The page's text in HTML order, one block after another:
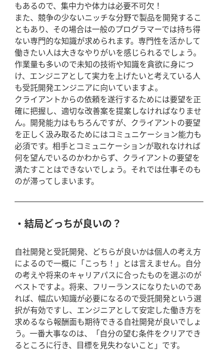
もあるので、集中力や体力は必要不可欠！
また、競争の少ないニッチな分野で製品を開発するこ
ともあり、その場合は一般のプログラマーでは持ち得
ない専門的な知識が求められます。専門性を活かして
働きたい人は大きなやりがいを感じられるでしょう。
作業量も多いので未知の技術や知識を貪欲に身につ
け、エンジニアとして実力を上げたいと考えている人
も受託開発エンジニアに向いていますよ。
クライアントからの依頼を遂行するためには要望を正
確に把握し、適切な改善案を提案しなければなりませ
ん。開発能力はもちろんですが、クライアントの要望
を正しく汲み取るためにはコミュニケーション能力も
必須です。相手とコミュニケーションが取れなければ
何を望んでいるのかわからず、クライアントの要望を
満たすことはできないでしょう。それでは仕事そのも
のが滞ってしまいます。
結局どっちが良いの？
自社開発と受託開発、どちらが良いかは個人の考え方
によるので一概に「こっち！」とは言えません。自分
の考えや将来のキャリアパスに合ったものを選ぶのが
ベストですよ。将来、フリーランスになりたいのであ
れば、幅広い知識が必要になるので受託開発という選
択が有効ですし、エンジニアとして安定した働き方を
求めるなら報酬面も期待できる自社開発が良いでしょ
う。一番大事なのは、「自分の望む条件をクリアでき
るところに行き、目標を見失わないこと」です。